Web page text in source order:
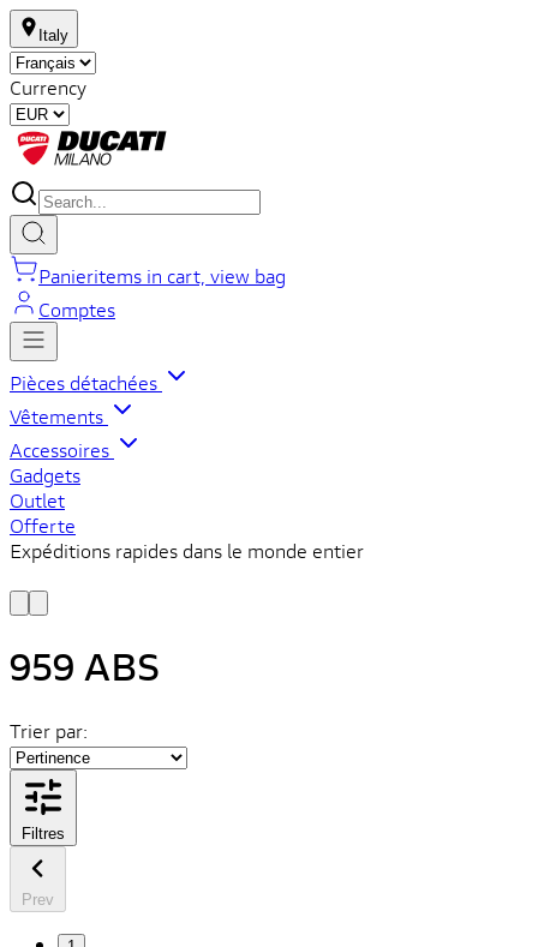
Italy
Currency
Panieritems in cart, view bag
Comptes
Pièces détachées
Vêtements
Accessoires
Gadgets
Outlet
Offerte
Expéditions rapides dans le monde entier
959 ABS
Trier par:
Filtres
Prev